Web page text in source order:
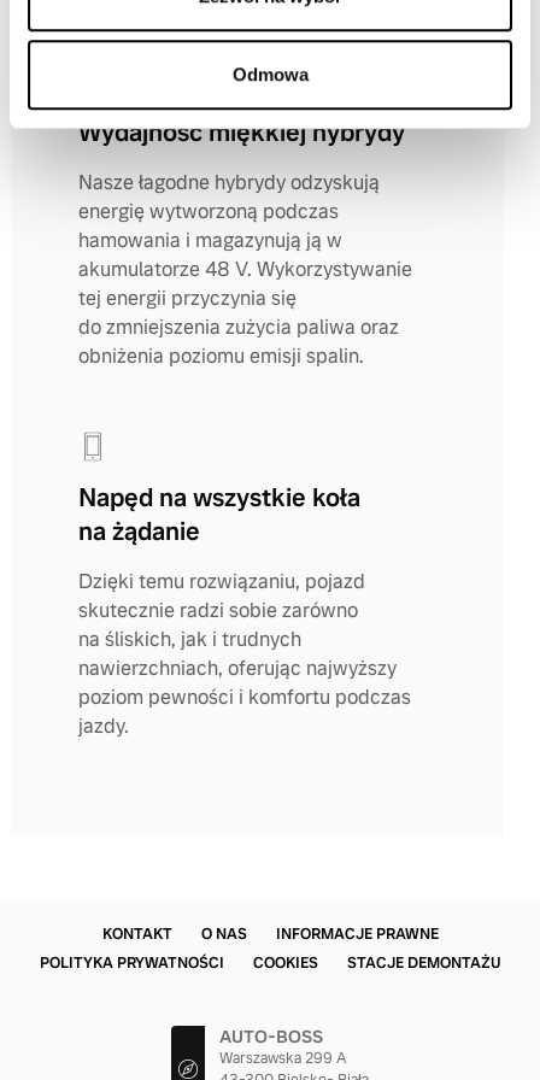
Odmowa
Wydajność miękkiej hybrydy
Nasze łagodne hybrydy odzyskują
energię wytworzoną podczas
hamowania i magazynują ją w
akumulatorze 48 V. Wykorzystywanie
tej energii przyczynia się
do zmniejszenia zużycia paliwa oraz
obniżenia poziomu emisji spalin.
Napęd na wszystkie koła
na żądanie
Dzięki temu rozwiązaniu, pojazd
skutecznie radzi sobie zarówno
na śliskich, jak i trudnych
nawierzchniach, oferując najwyższy
poziom pewności i komfortu podczas
jazdy.
KONTAKT O NAS
INFORMACJE PRAWNE
POLITYKA PRYWATNOŚCI
COOKIES STACJE DEMONTAŻU
AUTO-BOSS
Warszawska 299 A